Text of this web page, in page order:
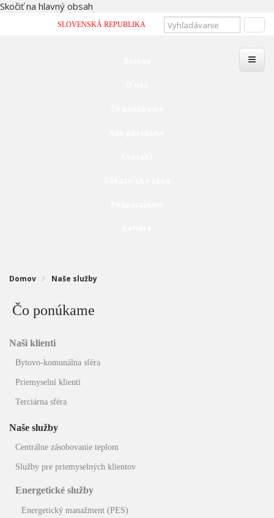
Skočiť na hlavný obsah
Vyhľadávanie
SLOVENSKÁ REPUBLIKA
Domov Naše služby
Čo ponúkame
Naši klienti
Bytovo-komunálna sféra
Priemyselní klienti
Terciárna sféra
Naše služby
Centrálne zásobovanie teplom
Služby pre priemyselných klientov
Energetické služby
Energetický manažment (PES)